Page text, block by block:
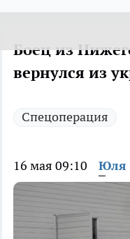
Боец из
вернулся из
Спецоперация
16 мая 09:10 Юля